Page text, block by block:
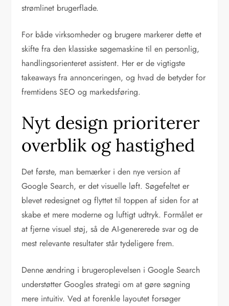
strømlinet brugerflade.
For både virksomheder og brugere markerer dette et
skifte fra den klassiske søgemaskine til en personlig,
handlingsorienteret assistent. Her er de vigtigste
takeaways fra annonceringen, og hvad de betyder for
fremtidens SEO og markedsføring.
Nyt design prioriterer
overblik og hastighed
Det første, man bemærker i den nye version af
Google Search, er det visuelle løft. Søgefeltet er
blevet redesignet og flyttet til toppen af siden for at
skabe et mere moderne og luftigt udtryk. Formålet er
at fjerne visuel støj, så de AI-genererede svar og de
mest relevante resultater står tydeligere frem.
Denne ændring i brugeroplevelsen i Google Search
understøtter Googles strategi om at gøre søgning
mere intuitiv. Ved at forenkle layoutet forsøger